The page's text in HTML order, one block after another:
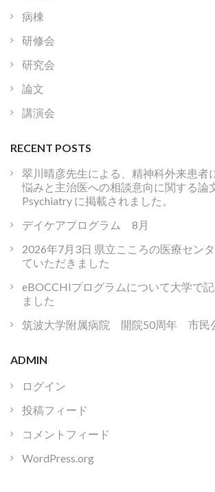
病棟
研修会
研究会
論文
講演会
RECENT POSTS
翠川晴彦先生による、精神科外来患者
悩みと主治医への相談意向に関する論
Psychiatry に掲載されました。
デイケアプログラム 8月
2026年7月3日 県立こころの医療セン
ていただきました
eBOCCHIプログラムについて大学で
ました
筑波大学附属病院 開院50周年 市民
ADMIN
ログイン
投稿フィード
コメントフィード
WordPress.org